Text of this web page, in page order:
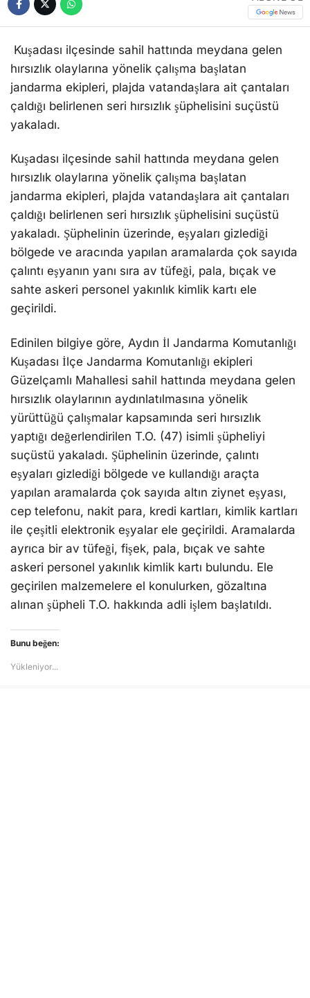
Kuşadası ilçesinde sahil hattında meydana gelen
hırsızlık olaylarına yönelik çalışma başlatan
jandarma ekipleri, plajda vatandaşlara ait çantaları
çaldığı belirlenen seri hırsızlık şüphelisini suçüstü
yakaladı.
Kuşadası ilçesinde sahil hattında meydana gelen
hırsızlık olaylarına yönelik çalışma başlatan
jandarma ekipleri, plajda vatandaşlara ait çantaları
çaldığı belirlenen seri hırsızlık şüphelisini suçüstü
yakaladı. Şüphelinin üzerinde, eşyaları gizlediği
bölgede ve aracında yapılan aramalarda çok sayıda
çalıntı eşyanın yanı sıra av tüfeği, pala, bıçak ve
sahte askeri personel yakınlık kimlik kartı ele
geçirildi.
Edinilen bilgiye göre, Aydın İl Jandarma Komutanlığı
Kuşadası İlçe Jandarma Komutanlığı ekipleri
Güzelçamlı Mahallesi sahil hattında meydana gelen
hırsızlık olaylarının aydınlatılmasına yönelik
yürüttüğü çalışmalar kapsamında seri hırsızlık
yaptığı değerlendirilen T.O. (47) isimli şüpheliyi
suçüstü yakaladı. Şüphelinin üzerinde, çalıntı
eşyaları gizlediği bölgede ve kullandığı araçta
yapılan aramalarda çok sayıda altın ziynet eşyası,
cep telefonu, nakit para, kredi kartları, kimlik kartları
ile çeşitli elektronik eşyalar ele geçirildi. Aramalarda
ayrıca bir av tüfeği, fişek, pala, bıçak ve sahte
askeri personel yakınlık kimlik kartı bulundu. Ele
geçirilen malzemelere el konulurken, gözaltına
alınan şüpheli T.O. hakkında adli işlem başlatıldı.
Bunu beğen:
Yükleniyor...